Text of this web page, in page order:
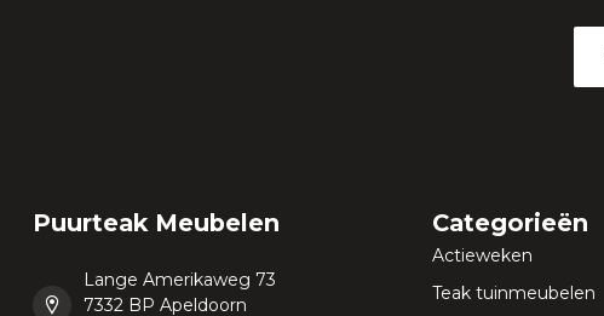
Puurteak Meubelen
Lange Amerikaweg 73
7332 BP Apeldoorn
Categorieën
Actieweken
Teak tuinmeubelen